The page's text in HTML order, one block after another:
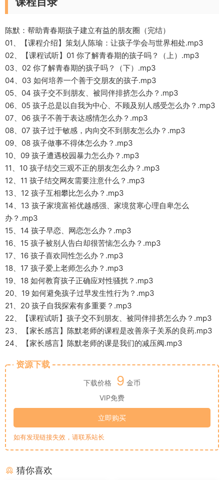
陈默：帮助青春期孩子建立有益的朋友圈（完结）
01、【课程介绍】策划人陈瑜：让孩子学会与世界相处.mp3
02、【课程试听】01 你了解青春期的孩子吗？（上）.mp3
03、02 你了解青春期的孩子吗？（下）.mp3
04、03 如何培养一个善于交朋友的孩子.mp3
05、04 孩子交不到朋友、被同伴排挤怎么办？.mp3
06、05 孩子总是以自我为中心、不顾及别人感受怎么办？.mp3
07、06 孩子不善于表达感情怎么办？.mp3
08、07 孩子过于敏感，内向交不到朋友怎么办？.mp3
09、08 孩子做事不得体怎么办？.mp3
10、09 孩子遭遇校园暴力怎么办？.mp3
11、10 孩子结交三观不正的朋友怎么办？.mp3
12、11 孩子结交网友需要注意什么？.mp3
13、12 孩子互相攀比怎么办？.mp3
14、13 孩子家境富裕优越感强、家境贫寒心理自卑怎么
办？.mp3
15、14 孩子早恋、网恋怎么办？.mp3
16、15 孩子被别人告白却很苦恼怎么办？.mp3
17、16 孩子喜欢同性怎么办？.mp3
18、17 孩子爱上老师怎么办？.mp3
19、18 如何教育孩子正确应对性骚扰？.mp3
20、19 如何避免孩子过早发生性行为？.mp3
21、20 孩子自我探索有多重要？.mp3
22、【课程试听】孩子交不到朋友、被同伴排挤怎么办？.mp3
23、【家长感言】陈默老师的课程是改善亲子关系的良药.mp3
24、【家长感言】陈默老师的课是我们的减压阀.mp3
资源下载
下载价格 9 金币
VIP免费
立即购买
如有发现链接失效，请联系站长
猜你喜欢